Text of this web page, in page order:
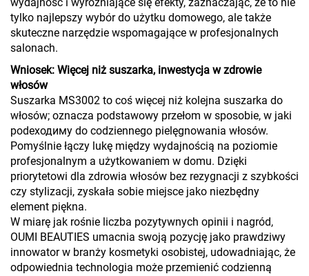
tylko najlepszy wybór do użytku domowego, ale także
skuteczne narzędzie wspomagające w profesjonalnych
salonach.
Wniosek: Więcej niż suszarka, inwestycja w zdrowie
włosów
Suszarka MS3002 to coś więcej niż kolejna suszarka do
włosów; oznacza podstawowy przełom w sposobie, w jaki
podeходимy do codziennego pielęgnowania włosów.
Pomyślnie łączy lukę między wydajnością na poziomie
profesjonalnym a użytkowaniem w domu. Dzięki
priorytetowi dla zdrowia włosów bez rezygnacji z szybkości
czy stylizacji, zyskała sobie miejsce jako niezbędny
element piękna.
W miarę jak rośnie liczba pozytywnych opinii i nagród,
OUMI BEAUTIES umacnia swoją pozycję jako prawdziwy
innowator w branży kosmetyki osobistej, udowadniając, że
odpowiednia technologia może przemienić codzienną